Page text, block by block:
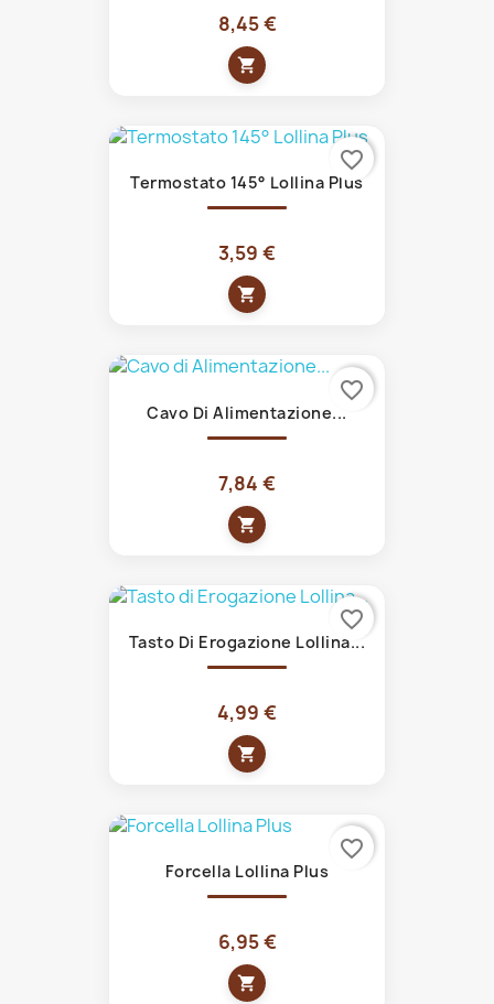
8,45 €
shopping_cart
Termostato 145° Lollina Plus
3,59 €
shopping_cart
favorite_border
Cavo Di Alimentazione...
7,84 €
shopping_cart
favorite_border
Tasto Di Erogazione Lollina...
4,99 €
shopping_cart
favorite_border
Forcella Lollina Plus
6,95 €
shopping_cart
favorite_border